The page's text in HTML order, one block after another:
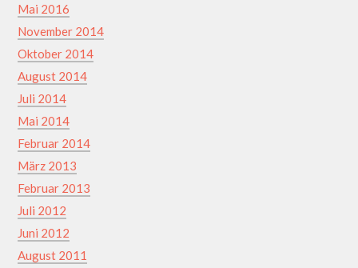
Mai 2016
November 2014
Oktober 2014
August 2014
Juli 2014
Mai 2014
Februar 2014
März 2013
Februar 2013
Juli 2012
Juni 2012
August 2011